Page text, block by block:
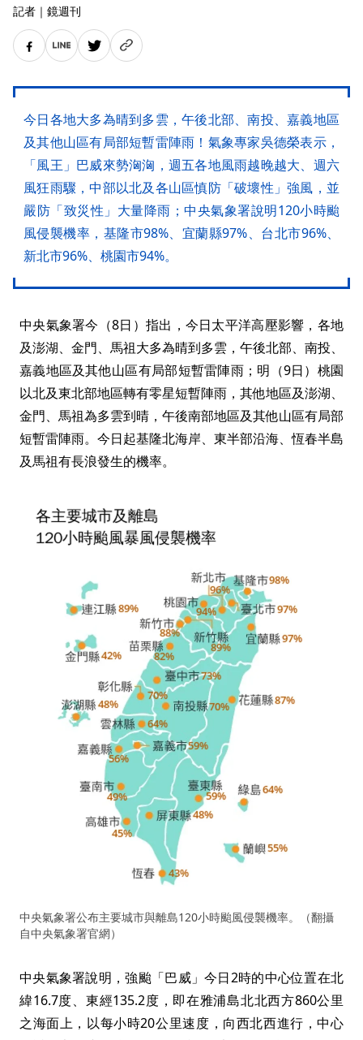
記者 ｜ 鏡週刊
今日各地大多為晴到多雲，午後北部、南投、嘉義地區
及其他山區有局部短暫雷陣雨！氣象專家吳德榮表示，
「風王」巴威來勢洶洶，週五各地風雨越晚越大、週六
風狂雨驟，中部以北及各山區慎防「破壞性」強風，並
嚴防「致災性」大量降雨；中央氣象署說明120小時颱
風侵襲機率，基隆市98%、宜蘭縣97%、台北市96%、
新北市96%、桃園市94%。
中央氣象署今（8日）指出，今日太平洋高壓影響，各地
及澎湖、金門、馬祖大多為晴到多雲，午後北部、南投、
嘉義地區及其他山區有局部短暫雷陣雨；明（9日）桃園
以北及東北部地區轉有零星短暫陣雨，其他地區及澎湖、
金門、馬祖為多雲到晴，午後南部地區及其他山區有局部
短暫雷陣雨。今日起基隆北海岸、東半部沿海、恆春半島
及馬祖有長浪發生的機率。
中央氣象署公布主要城市與離島120小時颱風侵襲機率。（翻攝
自中央氣象署官網）
中央氣象署說明，強颱「巴威」今日2時的中心位置在北
緯16.7度、東經135.2度，即在雅浦島北北西方860公里
之海面上，以每小時20公里速度，向西北西進行，中心